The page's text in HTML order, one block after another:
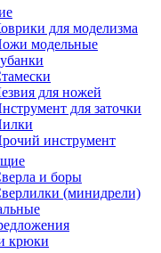
для моделизма
модельные
для ножей
для заточки
инструмент
и боры
(минидрели)
крюки